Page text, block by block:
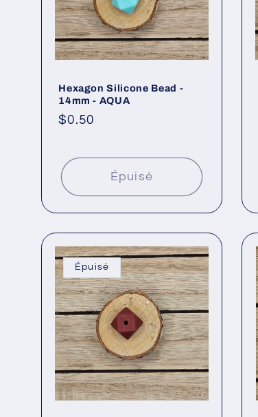
Hexagon Silicone Bead -
14mm - AQUA
Prix
$0.50
Épuisé
Épuisé